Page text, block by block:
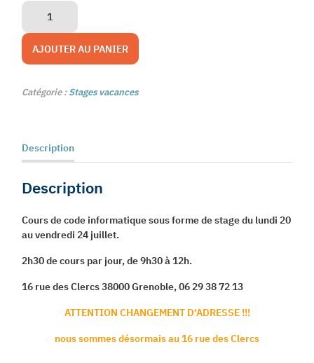
quantité
Stage
été
20
juillet
AJOUTER AU PANIER
Catégorie :Stages vacances
Description
Description
Cours de code informatique sous forme de stage du lundi 20
au vendredi 24 juillet.
2h30 de cours par jour, de 9h30 à 12h.
16 rue des Clercs 38000 Grenoble, 06 29 38 72 13
ATTENTION CHANGEMENT D’ADRESSE !!!
nous sommes désormais au 16 rue des Clercs